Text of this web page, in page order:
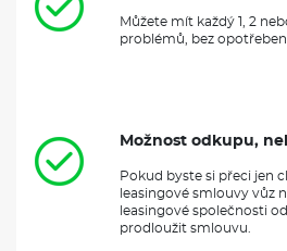
Můžete mít každý 1, 2
problémů, bez
Možnost odkupu,
Pokud byste si přeci jen
leasingové smlouvy vůz
leasingové společnosti
prodloužit smlouvu.